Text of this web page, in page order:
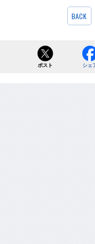
BACK
ポスト シェ